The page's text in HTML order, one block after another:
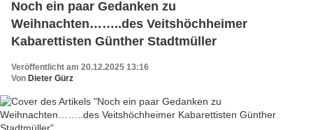
Noch ein paar Gedanken zu
Weihnachten……..des Veitshöchheimer
Kabarettisten Günther Stadtmüller
Veröffentlicht am 20.12.2025 13:16
Von Dieter Gürz